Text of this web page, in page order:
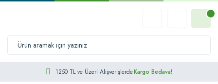
1250 TL ve Üzeri AlışverişlerdeKargo Bedava!